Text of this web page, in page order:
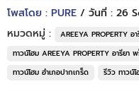
โพสโดย : PURE / วันที่ : 26
หมวดหมู่ :
AREEYA PROPERTY
ทาวน์โฮม AREEYA PROPERTY อารียา
ทาวน์โฮม อำเภอปากเกร็ด
รีวิว ทาวน์โ